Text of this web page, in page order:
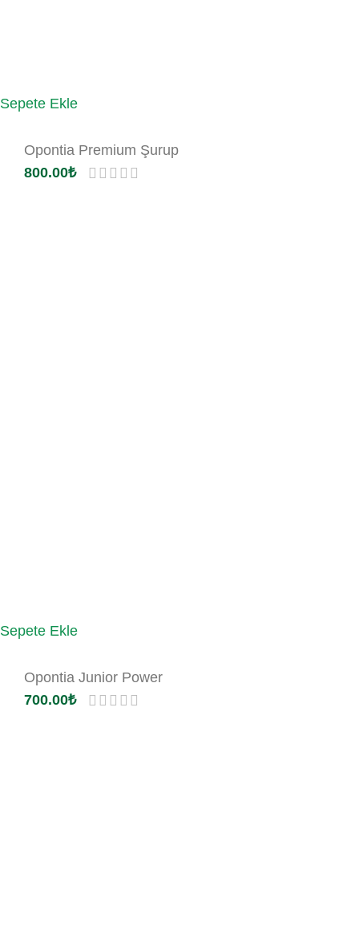
Sepete Ekle
Opontia Premium Şurup
800.00₺
Sepete Ekle
Opontia Junior Power
700.00₺